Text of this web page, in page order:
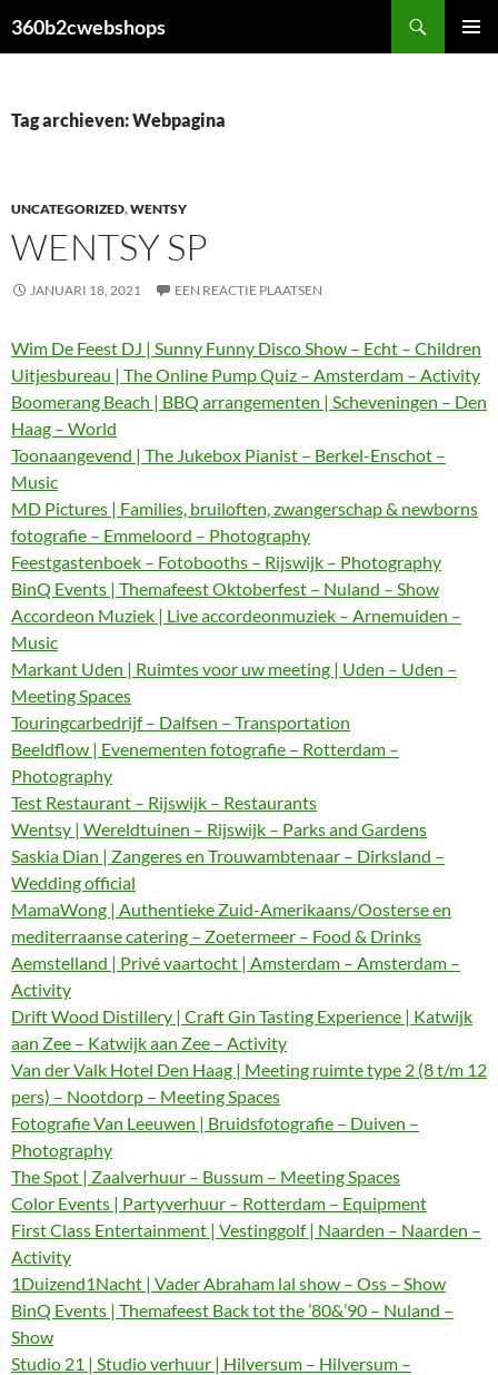
naar
360b2cwebshops
Tag archieven: Webpagina
UNCATEGORIZED,WENTSY
WENTSY SP
JANUARI 18, 2021 EEN REACTIE PLAATSEN
Wim De Feest DJ | Sunny Funny Disco Show – Echt – Children
Uitjesbureau | The Online Pump Quiz – Amsterdam – Activity
Boomerang Beach | BBQ arrangementen | Scheveningen – Den
Haag – World
Toonaangevend | The Jukebox Pianist – Berkel-Enschot –
Music
MD Pictures | Families, bruiloften, zwangerschap & newborns
fotografie – Emmeloord – Photography
Feestgastenboek – Fotobooths – Rijswijk – Photography
BinQ Events | Themafeest Oktoberfest – Nuland – Show
Accordeon Muziek | Live accordeonmuziek – Arnemuiden –
Music
Markant Uden | Ruimtes voor uw meeting | Uden – Uden –
Meeting Spaces
Touringcarbedrijf – Dalfsen – Transportation
Beeldflow | Evenementen fotografie – Rotterdam –
Photography
Test Restaurant – Rijswijk – Restaurants
Wentsy | Wereldtuinen – Rijswijk – Parks and Gardens
Saskia Dian | Zangeres en Trouwambtenaar – Dirksland –
Wedding official
MamaWong | Authentieke Zuid-Amerikaans/Oosterse en
mediterraanse catering – Zoetermeer – Food & Drinks
Aemstelland | Privé vaartocht | Amsterdam – Amsterdam –
Activity
Drift Wood Distillery | Craft Gin Tasting Experience | Katwijk
aan Zee – Katwijk aan Zee – Activity
Van der Valk Hotel Den Haag | Meeting ruimte type 2 (8 t/m 12
pers) – Nootdorp – Meeting Spaces
Fotografie Van Leeuwen | Bruidsfotografie – Duiven –
Photography
The Spot | Zaalverhuur – Bussum – Meeting Spaces
Color Events | Partyverhuur – Rotterdam – Equipment
First Class Entertainment | Vestinggolf | Naarden – Naarden –
Activity
1Duizend1Nacht | Vader Abraham lal show – Oss – Show
BinQ Events | Themafeest Back tot the ’80&’90 – Nuland –
Show
Studio 21 | Studio verhuur | Hilversum – Hilversum –